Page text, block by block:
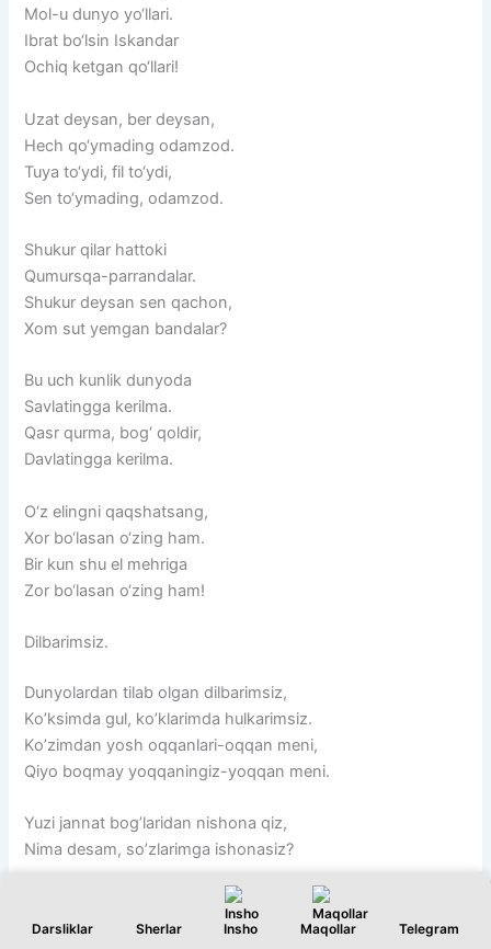
Mol-u dunyo yo‘llari.
Ibrat bo‘lsin Iskandar
Ochiq ketgan qo‘llari!
Uzat deysan, ber deysan,
Hech qo‘ymading odamzod.
Tuya to‘ydi, fil to‘ydi,
Sen to‘ymading, odamzod.
Shukur qilar hattoki
Qumursqa-parrandalar.
Shukur deysan sen qachon,
Xom sut yemgan bandalar?
Bu uch kunlik dunyoda
Savlatingga kerilma.
Qasr qurma, bog‘ qoldir,
Davlatingga kerilma.
O‘z elingni qaqshatsang,
Xor bo‘lasan o‘zing ham.
Bir kun shu el mehriga
Zor bo‘lasan o‘zing ham!
Dilbarimsiz.
Dunyolardan tilab olgan dilbarimsiz,
Ko’ksimda gul, ko’klarimda hulkarimsiz.
Ko’zimdan yosh oqqanlari-oqqan meni,
Qiyo boqmay yoqqaningiz-yoqqan meni.
Yuzi jannat bog’laridan nishona qiz,
Nima desam, so’zlarimga ishonasiz?
Bir qayriling, sizdan dunyo so’rarmidim,
Yoqtirmasam, bog’ingizga bo’ylarmidim.
Darsliklar Sherlar Insho Maqollar Telegram